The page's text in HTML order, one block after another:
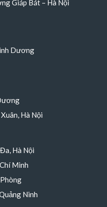
Giáp Bát – Hà Nội
Dương
Hà Nội
Hà Nội
Minh
Ninh